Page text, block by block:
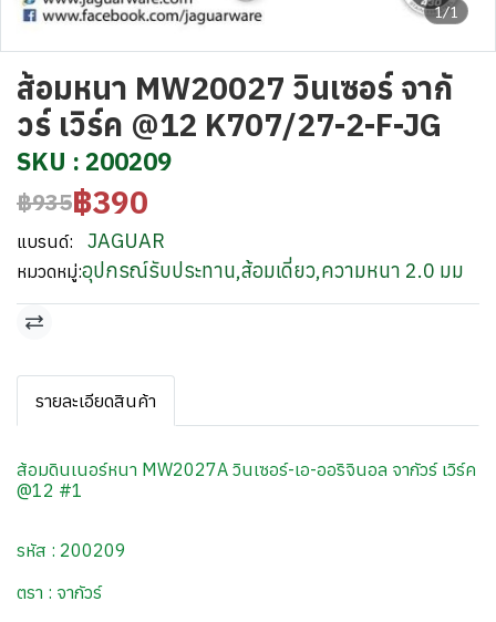
1/1
ส้อมหนา MW20027 วินเซอร์ จากั
วร์ เวิร์ค @12 K707/27-2-F-JG
SKU : 200209
฿935฿390
แบรนด์: JAGUAR
หมวดหมู่:อุปกรณ์รับประทาน,ส้อมเดี่ยว,ความหนา 2.0 มม
รายละเอียดสินค้า
ส้อมดินเนอร์หนา MW2027A วินเซอร์-เอ-ออริจินอล จากัวร์ เวิร์ค
@12 #1
รหัส : 200209
ตรา : จากัวร์